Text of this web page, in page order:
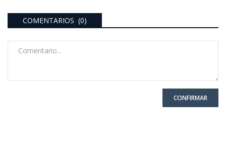
COMENTARIOS (0)
CONFIRMAR